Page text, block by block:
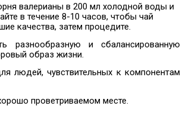
валерианы в 200 мл холодной воды и
в течение 8-10 часов, чтобы чай
качества, затем процедите.
разнообразную и сбалансированную
образ жизни.
людей, чувствительных к компонентам
проветриваемом месте.